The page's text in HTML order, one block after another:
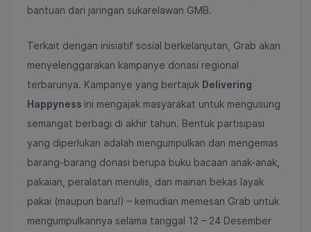
bantuan dari jaringan sukarelawan GMB.
Terkait dengan inisiatif sosial berkelanjutan, Grab akan
menyelenggarakan kampanye donasi regional
terbarunya. Kampanye yang bertajuk Delivering
Happyness ini mengajak masyarakat untuk mengusung
semangat berbagi di akhir tahun. Bentuk partisipasi
yang diperlukan adalah mengumpulkan dan mengemas
barang-barang donasi berupa buku bacaan anak-anak,
pakaian, peralatan menulis, dan mainan bekas layak
pakai (maupun baru!) – kemudian memesan Grab untuk
mengumpulkannya selama tanggal 12 – 24 Desember